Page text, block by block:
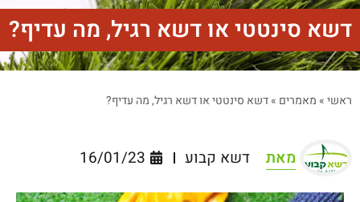
דשא סינטטי או דשא רגיל, מה עדיף?
ראשי»מאמרים »דשא סינטטי או דשא רגיל, מה עדיף?
מאת דשא קבוע 16/01/23